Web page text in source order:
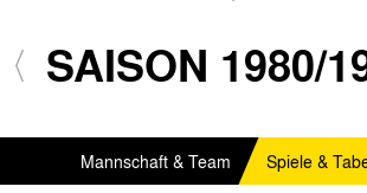
SAISON 1980/
Mannschaft & Team Spiele &